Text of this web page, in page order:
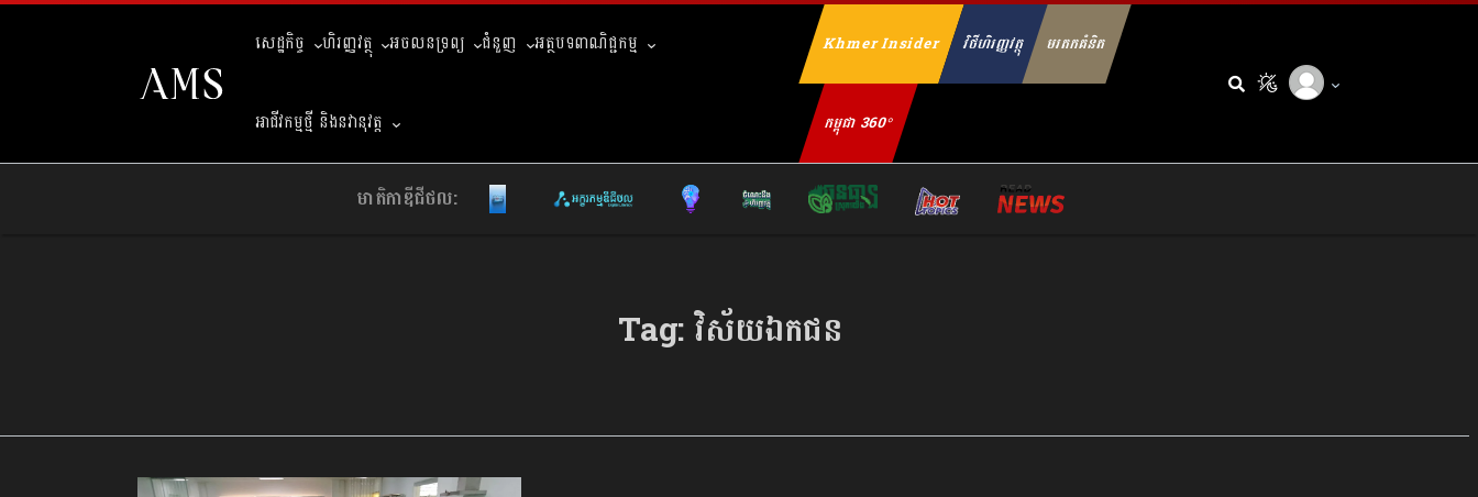
សេដ្ឋកិច្ច ហិរញ្ញវត្ថុ អចលនទ្រព្យ ជំនួញ អត្ថបទពាណិជ្ជកម្ម
អាជីវកម្មថ្មី និងនវានុវត្ត
Khmer Insider វិថីហិរញ្ញវត្ថុ មរតកគំនិត
កម្ពុជា 360°
មាតិកាឌីជីថល:
Tag:វិស័យឯកជន